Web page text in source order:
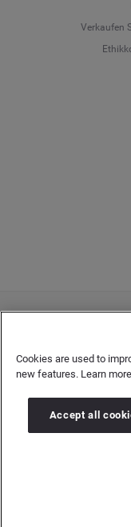
Verkaufen
Cookies are used to
new features. Learn
Accept all